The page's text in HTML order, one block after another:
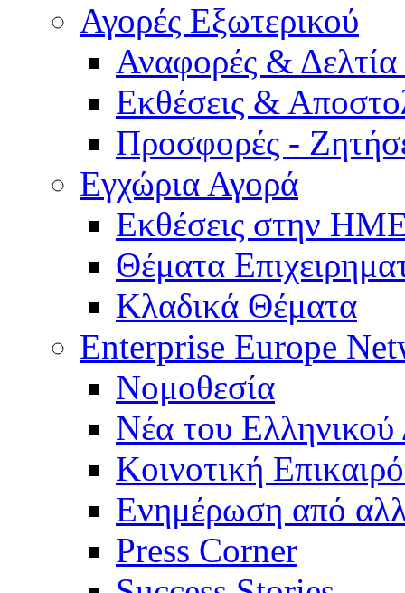
Αγορές Εξωτερικού
Αναφορές &
Εκθέσεις &
Προσφορές -
Εγχώρια Αγορά
Εκθέσεις στην
Θέματα
Κλαδικά Θέματα
Enterprise Europe
Νομοθεσία
Νέα του Ελληνικού
Κοινοτική
Ενημέρωση από
Press Corner